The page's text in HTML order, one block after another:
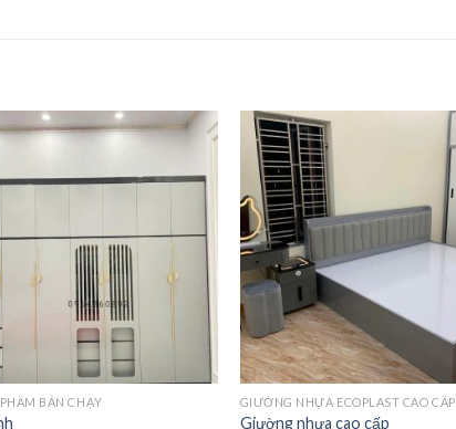
BÁN CHẠY GIƯỜNG NHỰA ECOPLAST CAO CẤP
Giường nhựa cao cấp